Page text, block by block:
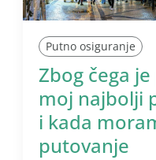
Putno osiguranje
Zbog čega
moj najbolji
i kada
putovanje